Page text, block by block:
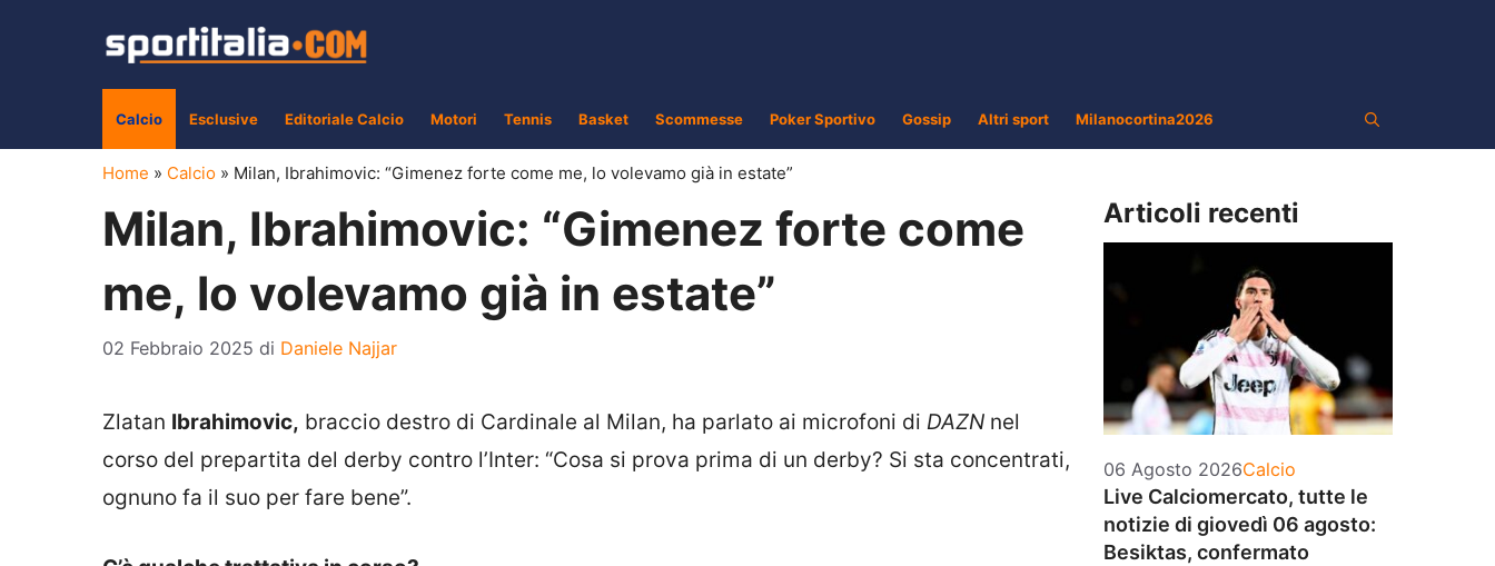
Calcio Esclusive Editoriale Calcio Motori Tennis Basket Scommesse Poker Sportivo Gossip Altri sport Milanocortina2026
Home » Calcio » Milan, Ibrahimovic: “Gimenez forte come me, lo volevamo già in estate”
Milan, Ibrahimovic: “Gimenez forte come
me, lo volevamo già in estate”
02 Febbraio 2025 di Daniele Najjar
Zlatan Ibrahimovic, braccio destro di Cardinale al Milan, ha parlato ai microfoni di DAZN nel
corso del prepartita del derby contro l’Inter: “Cosa si prova prima di un derby? Si sta concentrati,
ognuno fa il suo per fare bene”.
Articoli recenti
06 Agosto 2026Categorie
Calcio
Live Calciomercato, tutte le
notizie di giovedì 06 agosto:
Besiktas, confermato